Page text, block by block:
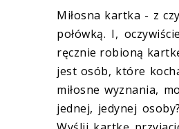
Miłosna kartka - z
połówką. I,
ręcznie robioną
jest osób, które
miłosne wyznania,
jednej, jedynej